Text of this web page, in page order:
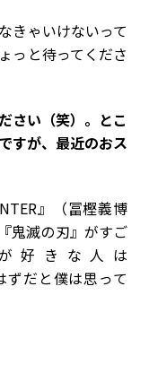
きゃいけないって
っと待ってくださ
さい（笑）。とこ
すが、最近のおス
』（冨樫義博
鬼滅の刃』がすご
好きな人は
ずだと僕は思って